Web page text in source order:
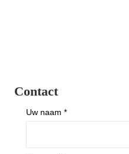
Contact
Uw naam *